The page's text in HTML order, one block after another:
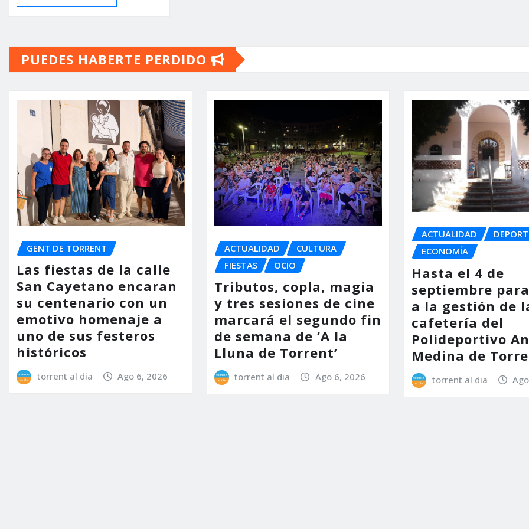
PUEDES HABERTE PERDIDO
GENT DE TORRENT
Las fiestas de la calle
San Cayetano encaran
su centenario con un
emotivo homenaje a
uno de sus festeros
históricos
torrent al dia Ago 6, 2026
ACTUALIDAD
CULTURA
FIESTAS
OCIO
Tributos, copla, magia
y tres sesiones de cine
marcará el segundo fin
de semana de ‘A la
Lluna de Torrent’
torrent al dia Ago 6, 2026
ACTUALIDAD
ECONOMÍA
Hasta el 4 de
septiembre
a la gestión de
cafetería del
Polideportivo
Medina de
torrent al dia